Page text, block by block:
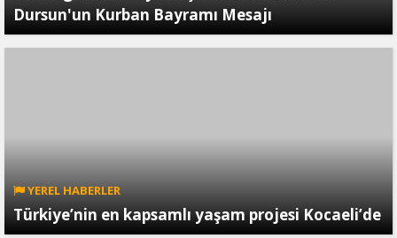
Dursun'un Kurban Bayramı Mesajı
YEREL HABERLER
Türkiye’nin en kapsamlı yaşam projesi Kocaeli’de